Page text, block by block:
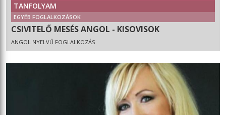
TANFOLYAM
EGYÉB FOGLALKOZÁSOK
CSIVITELŐ MESÉS ANGOL - KISOVISOK
ANGOL NYELVŰ FOGLALKOZÁS